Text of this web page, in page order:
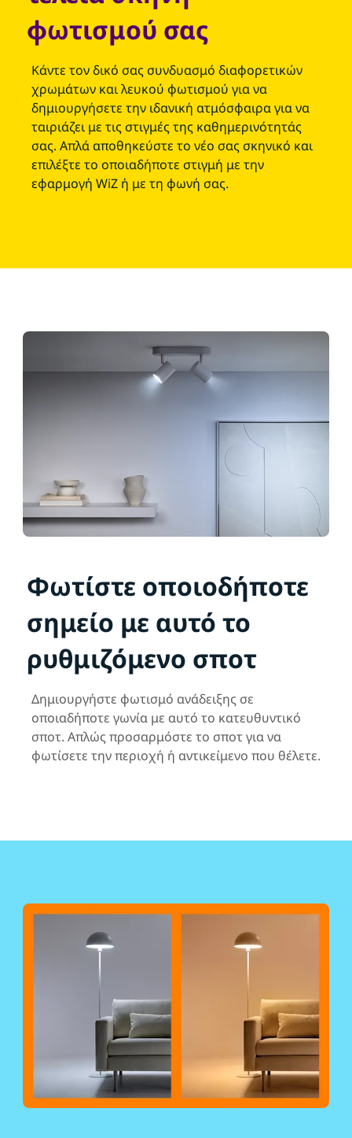
φωτισμού σας
Κάντε τον δικό σας συνδυασμό διαφορετικών
χρωμάτων και λευκού φωτισμού για να
δημιουργήσετε την ιδανική ατμόσφαιρα για να
ταιριάζει με τις στιγμές της καθημερινότητάς
σας. Απλά αποθηκεύστε το νέο σας σκηνικό και
επιλέξτε το οποιαδήποτε στιγμή με την
εφαρμογή WiZ ή με τη φωνή σας.
Φωτίστε οποιοδήποτε
σημείο με αυτό το
ρυθμιζόμενο σποτ
Δημιουργήστε φωτισμό ανάδειξης σε
οποιαδήποτε γωνία με αυτό το κατευθυντικό
σποτ. Απλώς προσαρμόστε το σποτ για να
φωτίσετε την περιοχή ή αντικείμενο που θέλετε.